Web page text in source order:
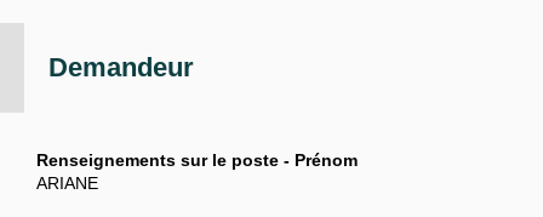
Demandeur
Renseignements sur le poste - Prénom
ARIANE